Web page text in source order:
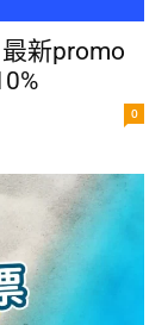
新promo
0